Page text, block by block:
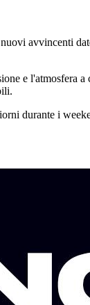
avvincenti
e
durante i